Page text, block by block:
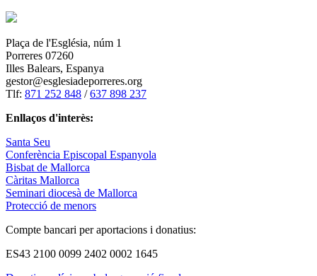
Plaça de l'Església, núm 1
Porreres 07260
Illes Balears, Espanya
gestor@esglesiadeporreres.org
Tlf: 871 252 848 /637 898 237
Enllaços d'interès:
Santa Seu
Conferència Episcopal Espanyola
Bisbat de Mallorca
Càritas Mallorca
Seminari diocesà de Mallorca
Protecció de menors
Compte bancari per aportacions i donatius:
ES43 2100 0099 2402 0002 1645